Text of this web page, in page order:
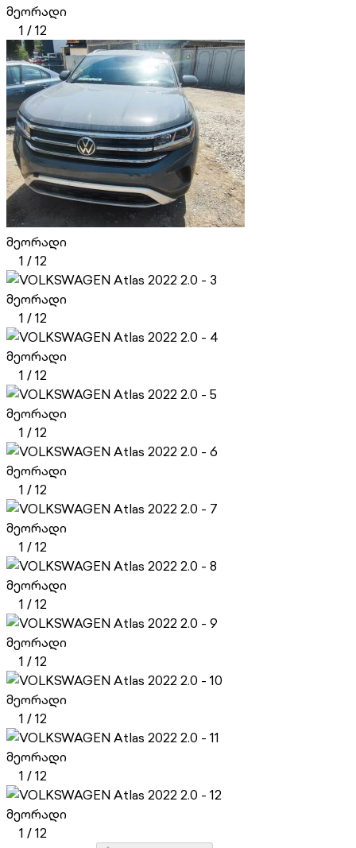
მეორადი
1 /12
მეორადი
1 /12
მეორადი
1 /12
მეორადი
1 /12
მეორადი
1 /12
მეორადი
1 /12
მეორადი
1 /12
მეორადი
1 /12
მეორადი
1 /12
მეორადი
1 /12
მეორადი
1 /12
მეორადი
1 /12